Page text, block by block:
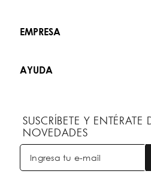
EMPRESA
AYUDA
SUSCRÍBETE Y ENTÉRATE
NOVEDADES